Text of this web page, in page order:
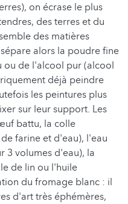
on écrase le plus
des terres et du
des matières
alors la poudre fine
ou de l'alcool pur (alcool
déjà peindre
les peintures plus
sur leur support. Les
battu, la colle
farine et d'eau), l'eau
3 volumes d'eau), la
de lin ou l'huile
du fromage blanc : il
d'art très éphémères,